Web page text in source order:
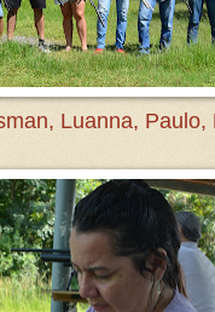
Luanna, Paulo,